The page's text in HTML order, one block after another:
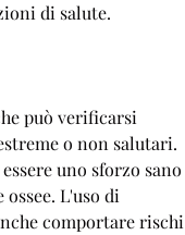
di salute.
può verificarsi
o non salutari.
uno sforzo sano
L'uso di
comportare rischi